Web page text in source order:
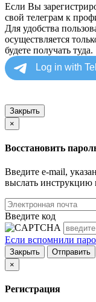
Если Вы
свой телеграм к
Для удобства
осуществляется
будете получать туда.
Закрыть
×
Восстановить
Введите e-mail,
выслать инструкцию
Введите код
Если вспомнили
Закрыть
Отправить
×
Регистрация